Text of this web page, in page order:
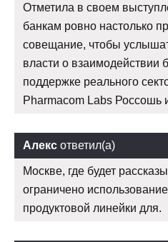
Отметила в своем
банкам ровно настолько
совещание, чтобы
власти о взаимодействии
поддержке реального
Pharmacom Labs Россошь
Алекс ответил(а)
Москве, где будет
ограничено
продуктовой линейки для.